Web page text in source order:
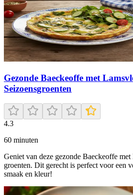
Gezonde Baeckeoffe met
Seizoensgroenten
4.3
60 minuten
Geniet van deze gezonde Baeckeoffe
groenten. Dit gerecht is perfect voor een
smaak en kleur!